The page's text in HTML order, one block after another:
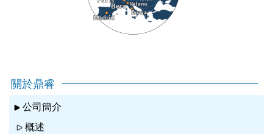
關於鼎睿
公司簡介
概述